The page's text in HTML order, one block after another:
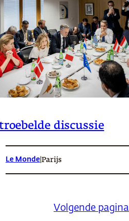
discussie
Le Monde Parijs
Volgende pagina